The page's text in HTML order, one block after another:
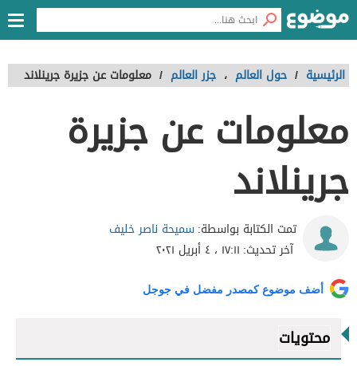
الرئيسية / حول العالم ، جزر العالم / معلومات عن جزيرة جرينلاند
معلومات عن جزيرة
جرينلاند
تمت الكتابة بواسطة:سميحة ناصر خليف
آخر تحديث: ١٧:١١ ، ٤ أبريل ٢٠٢١
أضف موضوع كمصدر مفضل في جوجل
محتويات